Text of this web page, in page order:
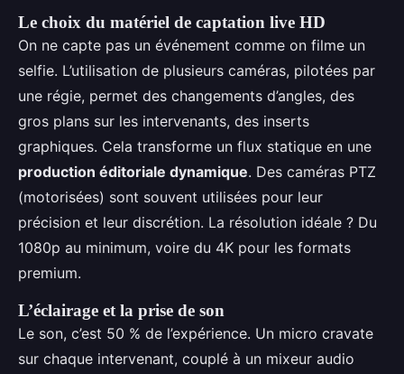
Le choix du matériel de captation live HD
On ne capte pas un événement comme on filme un
selfie. L’utilisation de plusieurs caméras, pilotées par
une régie, permet des changements d’angles, des
gros plans sur les intervenants, des inserts
graphiques. Cela transforme un flux statique en une
production éditoriale dynamique. Des caméras PTZ
(motorisées) sont souvent utilisées pour leur
précision et leur discrétion. La résolution idéale ? Du
1080p au minimum, voire du 4K pour les formats
premium.
L’éclairage et la prise de son
Le son, c’est 50 % de l’expérience. Un micro cravate
sur chaque intervenant, couplé à un mixeur audio